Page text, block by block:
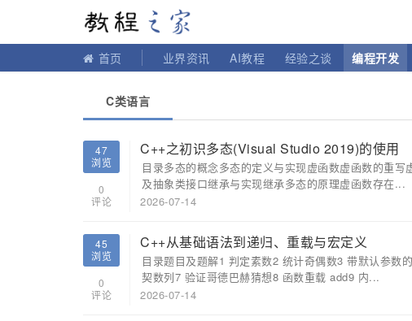
首页 业界资讯 AI教程 经验之谈 编程开发
C类语言
47
浏览
0
评论
C++之初识多态(Visual Studio 2019)的使用
目录多态的概念多态的定义与实现虚函数虚函数的重
及抽象类接口继承与实现继承多态的原理虚函数存在...
2026-07-14
45
浏览
0
评论
C++从基础语法到递归、重载与宏定义
目录题目及题解1 判定素数2 统计奇偶数3 带默认参
契数列7 验证哥德巴赫猜想8 函数重载 add9 内...
2026-07-14